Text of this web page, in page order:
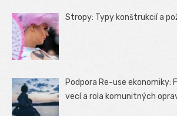
Stropy: Typy konštrukcií a
Podpora Re-use ekonomiky:
vecí a rola komunitných